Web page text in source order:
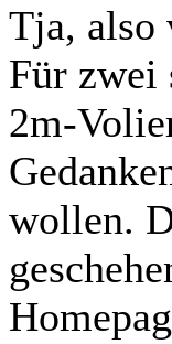
Tja, also
Für zwei
2m-
wollen.